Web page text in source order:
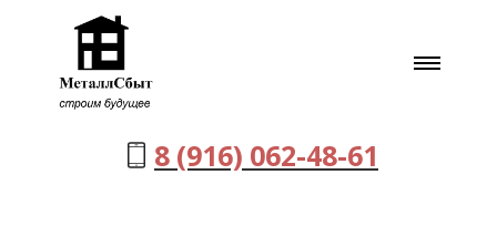
8 (916) 062-48-61